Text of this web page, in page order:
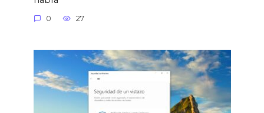
0 27